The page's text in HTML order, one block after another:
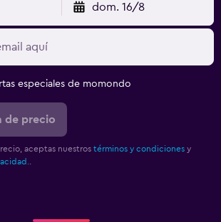
dom. 16/8
especiales de momondo
de precio
aceptas nuestros términos y condiciones y